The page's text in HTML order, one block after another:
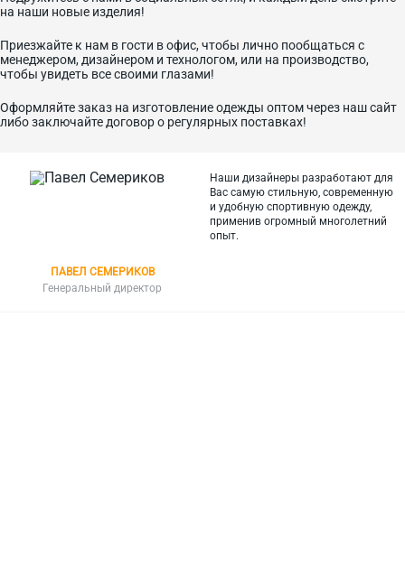
на наши новые изделия!
Приезжайте к нам в гости в офис, чтобы лично пообщаться с
менеджером, дизайнером и технологом, или на производство,
чтобы увидеть все своими глазами!
Оформляйте заказ на изготовление одежды оптом через наш сайт
либо заключайте договор о регулярных поставках!
ПАВЕЛ СЕМЕРИКОВ
Генеральный директор
Наши дизайнеры разработают для
Вас самую стильную, современную
и удобную спортивную одежду,
применив огромный многолетний
опыт.